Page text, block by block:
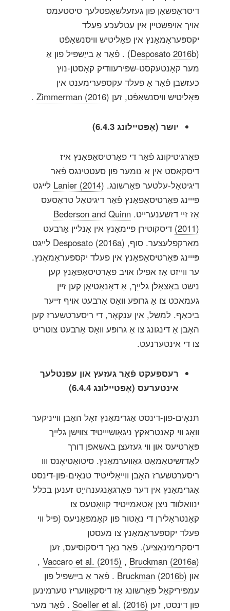
דיסראַפּשאַן פון געזעלשאַפטלעך סיסטעמס
אויך אויפשטיין אין עטלעכע פעלד
יקספּעראַמאַנץ אין פּאָליטיש וויסנשאַפֿט
(Desposato 2016b)
. פֿאַר אַ בייַשפּיל פון אַ
מער קאָנטעקסט-שפּירעוודיק קאָסטן-נוץ
כעזשבן פֿאַר אַ פעלד עקספּערימענט אין
פּאָליטיש וויסנשאַפֿט, זען Zimmerman (2016)
.
יושר (אָפּטיילונג 6.4.3)
פאַרגיטיקונג פֿאַר די פּאַרטיסאַפּאַנץ איז
דיסקאַסט אין אַ נומער פון סעטטינגס פֿאַר
דיגיטאַל-עלטער פאָרשונג. Lanier (2014) לייגט
פּייינג פּאַרטיסאַפּאַנץ פֿאַר דיגיטאַל טראַסעס
אַז זיי דזשענערייט. Bederson and Quinn
(2011) דיסקוטירן פּיימאַנץ אין אָנליין אַרבעט
מארקפלעצער. סוף, Desposato (2016a) לייגט
פּייינג פּאַרטיסאַפּאַנץ אין פעלד יקספּעראַמאַנץ.
ער ווייזט אַז אפילו אויב פּאַרטיסאַפּאַנץ קען
נישט באַצאָלן גלייַך, אַ דאָנאַטיאָן קען זיין
געמאכט צו אַ גרופּע וואָס אַרבעט אויף זייער
ביכאַף. למשל, אין ענקאָר, די ריסערטשערז קען
האָבן אַ דינגונג צו אַ גרופּע וואָס אַרבעט צוטריט
צו די אינטערנעט.
רעספּעקט פֿאַר געזעץ און עפנטלעך
אינטערעס (אָפּטיילונג 6.4.4)
תּנאָים-פון-דינסט אַגרימאַנץ זאָל האָבן ווייניקער
וואָג ווי קאַנטראַקץ ניגאָושיייטיד צווישן גלייַך
פּאַרטיעס און ווי געזעצן באשאפן דורך
לאַדזשיטאַמאַט גאַווערמאַנץ. סיטואַטיאָנס ווו
ריסערטשערז האָבן ווייאַלייטיד טנאָים-פון-דינסט
אַגרימאַנץ אין דער פאַרגאַנגענהייַט זענען בכלל
ינוואַלווד ניצן אָטאַמייטיד קוואָטעס צו
קאָנטראָלירן די נאַטור פון קאָמפּאַניעס (פיל ווי
פעלד יקספּעראַמאַנץ צו מעסטן
דיסקרימינאַציע). פֿאַר נאָך דיסקוסיעס, זען
Vaccaro et al. (2015) , Bruckman (2016a)
,
און Bruckman (2016b) . פֿאַר אַ בייַשפּיל פון
עמפּיריקאַל פאָרשונג אַז דיסקאַוועריז טערמינען
פון דינסט, זען Soeller et al. (2016) . פֿאַר מער